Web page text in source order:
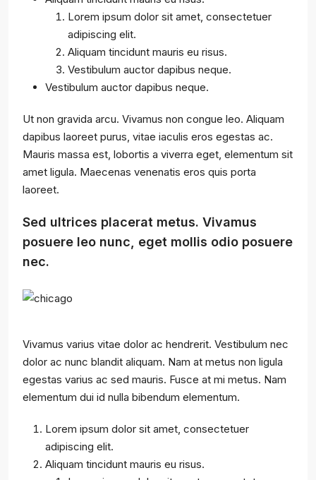
Lorem ipsum dolor sit amet, consectetuer
adipiscing elit.
Aliquam tincidunt mauris eu risus.
Vestibulum auctor dapibus neque.
Vestibulum auctor dapibus neque.
Ut non gravida arcu. Vivamus non congue leo. Aliquam
dapibus laoreet purus, vitae iaculis eros egestas ac.
Mauris massa est, lobortis a viverra eget, elementum sit
amet ligula. Maecenas venenatis eros quis porta
laoreet.
Sed ultrices placerat metus. Vivamus
posuere leo nunc, eget mollis odio posuere
nec.
Vivamus varius vitae dolor ac hendrerit. Vestibulum nec
dolor ac nunc blandit aliquam. Nam at metus non ligula
egestas varius ac sed mauris. Fusce at mi metus. Nam
elementum dui id nulla bibendum elementum.
Lorem ipsum dolor sit amet, consectetuer
adipiscing elit.
Aliquam tincidunt mauris eu risus.